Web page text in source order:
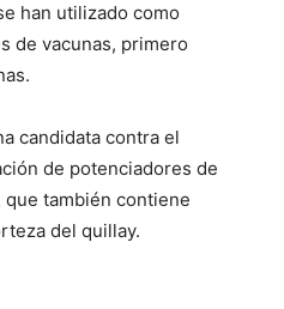
han utilizado como
de vacunas, primero
candidata contra el
de potenciadores de
que también contiene
del quillay.